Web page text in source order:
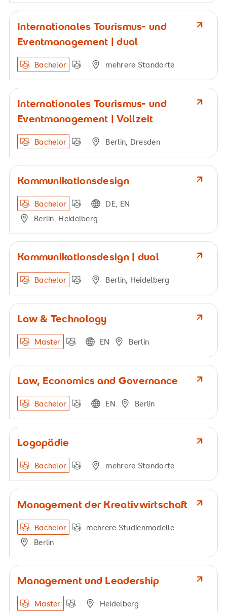
Internationales Tourismus- und
Eventmanagement | dual
Bachelor mehrere Standorte
Internationales Tourismus- und
Eventmanagement | Vollzeit
Bachelor Berlin, Dresden
Kommunikationsdesign
Bachelor
DE, EN
Berlin, Heidelberg
Kommunikationsdesign | dual
Bachelor Berlin, Heidelberg
Law & Technology
Master EN Berlin
Law, Economics and Governance
Bachelor EN Berlin
Logopädie
Bachelor mehrere Standorte
Management der Kreativwirtschaft
Bachelor
mehrere Studienmodelle
Berlin
Management und Leadership
Master Heidelberg